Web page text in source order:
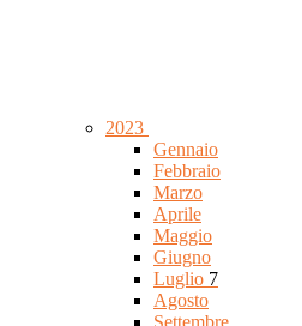
2023
Gennaio
Febbraio
Marzo
Aprile
Maggio
Giugno
Luglio 7
Agosto